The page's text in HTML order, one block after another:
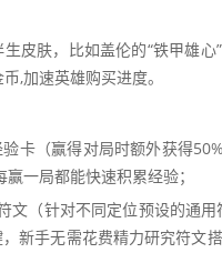
皮肤，比如盖伦的“铁甲雄心
,加速英雄购买进度。
卡（赢得对局时额外获得
一局都能快速积累经验；
（针对不同定位预设的通用
新手无需花费精力研究符文